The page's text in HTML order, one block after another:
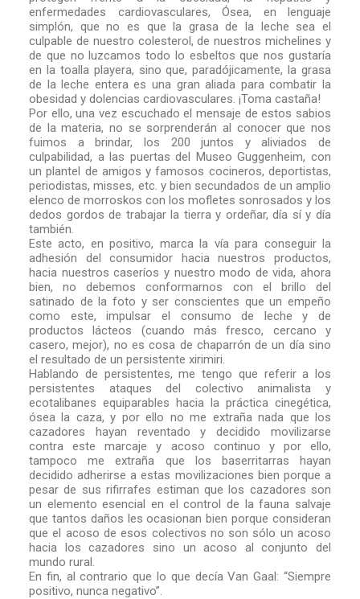
enfermedades cardiovasculares, Ósea, en lenguaje
simplón, que no es que la grasa de la leche sea el
culpable de nuestro colesterol, de nuestros michelines y
de que no luzcamos todo lo esbeltos que nos gustaría
en la toalla playera, sino que, paradójicamente, la grasa
de la leche entera es una gran aliada para combatir la
obesidad y dolencias cardiovasculares. ¡Toma castaña!
Por ello, una vez escuchado el mensaje de estos sabios
de la materia, no se sorprenderán al conocer que nos
fuimos a brindar, los 200 juntos y aliviados de
culpabilidad, a las puertas del Museo Guggenheim, con
un plantel de amigos y famosos cocineros, deportistas,
periodistas, misses, etc. y bien secundados de un amplio
elenco de morroskos con los mofletes sonrosados y los
dedos gordos de trabajar la tierra y ordeñar, día sí y día
también.
Este acto, en positivo, marca la vía para conseguir la
adhesión del consumidor hacia nuestros productos,
hacia nuestros caseríos y nuestro modo de vida, ahora
bien, no debemos conformarnos con el brillo del
satinado de la foto y ser conscientes que un empeño
como este, impulsar el consumo de leche y de
productos lácteos (cuando más fresco, cercano y
casero, mejor), no es cosa de chaparrón de un día sino
el resultado de un persistente xirimiri.
Hablando de persistentes, me tengo que referir a los
persistentes ataques del colectivo animalista y
ecotalibanes equiparables hacia la práctica cinegética,
ósea la caza, y por ello no me extraña nada que los
cazadores hayan reventado y decidido movilizarse
contra este marcaje y acoso continuo y por ello,
tampoco me extraña que los baserritarras hayan
decidido adherirse a estas movilizaciones bien porque a
pesar de sus rifirrafes estiman que los cazadores son
un elemento esencial en el control de la fauna salvaje
que tantos daños les ocasionan bien porque consideran
que el acoso de esos colectivos no son sólo un acoso
hacia los cazadores sino un acoso al conjunto del
mundo rural.
En fin, al contrario que lo que decía Van Gaal: “Siempre
positivo, nunca negativo”.